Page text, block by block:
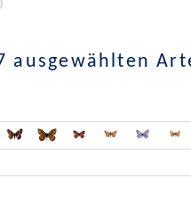
ausgewählten